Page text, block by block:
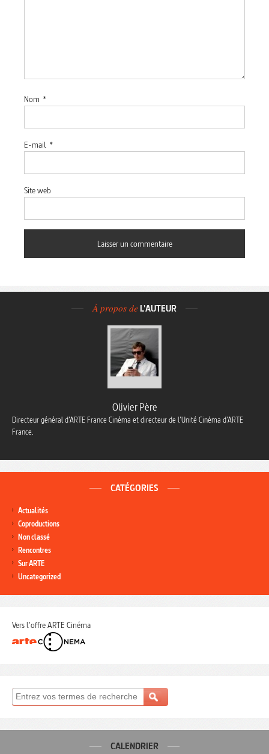
Nom *
E-mail *
Site web
À propos de L'AUTEUR
Olivier Père
Directeur général d’ARTE France Cinéma et directeur de l’Unité Cinéma d’ARTE
France.
CATÉGORIES
Actualités
Coproductions
Non classé
Rencontres
Sur ARTE
Uncategorized
Vers l'offre ARTE Cinéma
CALENDRIER